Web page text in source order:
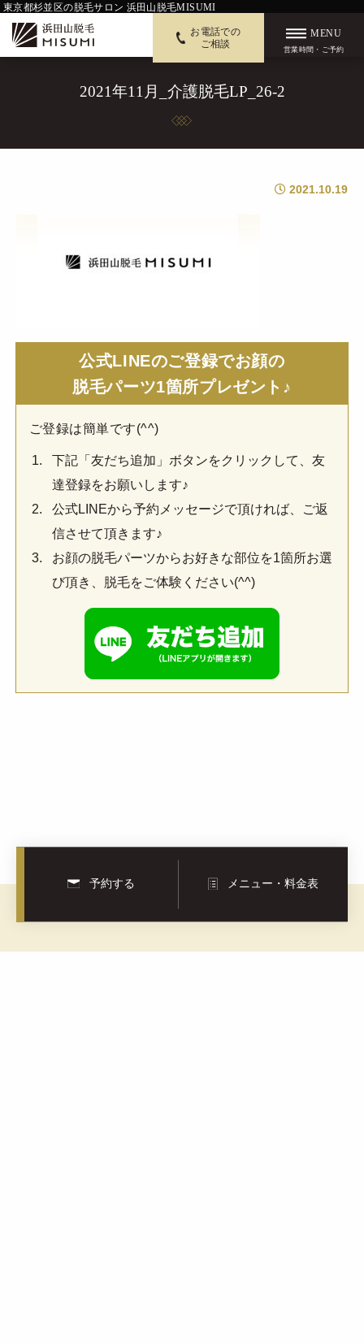
東京都杉並区の脱毛サロン 浜田山脱毛MISUMI
お電話での
ご相談
MENU
営業時間・ご予約
2021年11月_介護脱毛LP_26-2
2021.10.19
公式LINEのご登録でお顔の
脱毛パーツ1箇所プレゼント♪
ご登録は簡単です(^^)
下記「友だち追加」ボタンをクリックして、友
達登録をお願いします♪
公式LINEから予約メッセージで頂ければ、ご返
信させて頂きます♪
お顔の脱毛パーツからお好きな部位を1箇所お選
び頂き、脱毛をご体験ください(^^)
予約する メニュー・料金表